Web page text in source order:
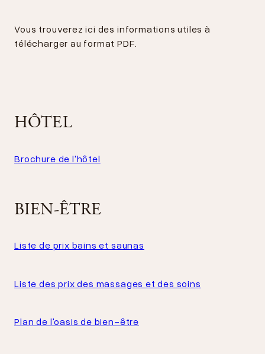
Vous trouverez ici des informations utiles à
télécharger au format PDF.
HÔTEL
Brochure de l'hôtel
BIEN-ÊTRE
Liste de prix bains et saunas
Liste des prix des massages et des soins
Plan de l'oasis de bien-être